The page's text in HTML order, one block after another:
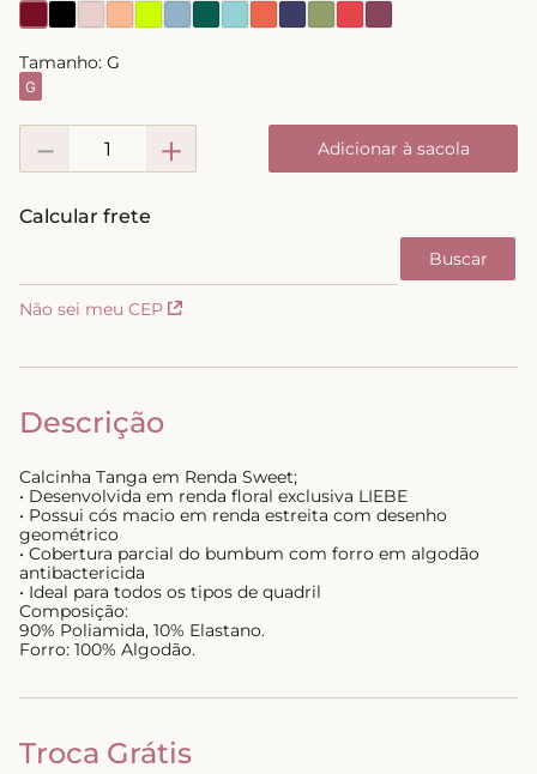
Tamanho: G
G
＋
－ Adicionar à sacola
Não sei meu CEP
Descrição
Calcinha Tanga em Renda Sweet;
• Desenvolvida em renda floral exclusiva LIEBE
• Possui cós macio em renda estreita com desenho
geométrico
• Cobertura parcial do bumbum com forro em algodão
antibactericida
• Ideal para todos os tipos de quadril
Composição:
90% Poliamida, 10% Elastano.
Forro: 100% Algodão.
Troca Grátis
short doll
biquini